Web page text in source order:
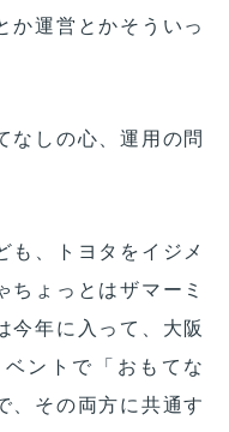
か運営とかそういっ
なしの心、運用の問
も、トヨタをイジメ
ちょっとはザマーミ
今年に入って、大阪
ントで「おもてな
、その両方に共通す